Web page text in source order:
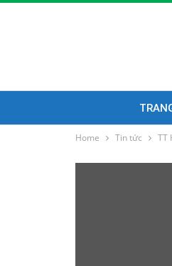
Home Tin tức TT